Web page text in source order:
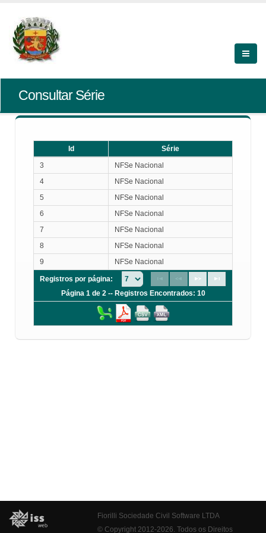
Consultar Série
Id
Série
Série
3
NFSe Nacional
4
NFSe Nacional
5
NFSe Nacional
6
NFSe Nacional
7
NFSe Nacional
8
NFSe Nacional
9
NFSe Nacional
Registros por página:
Página 1 de 2 -- Registros Encontrados: 10
Fiorilli Sociedade Civil Software LTDA
© Copyright 2012-2026. Todos os Direitos